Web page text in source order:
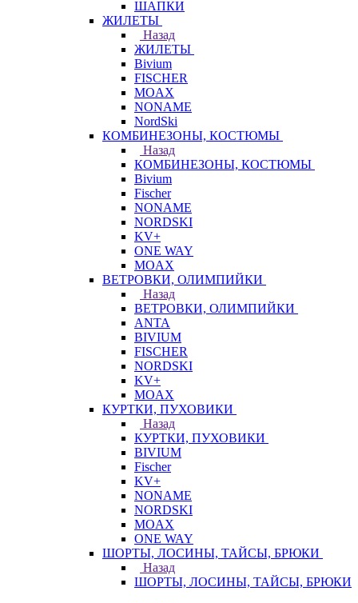
ШАПКИ
ЖИЛЕТЫ
Назад
ЖИЛЕТЫ
Bivium
FISCHER
MOAX
NONAME
NordSki
КОМБИНЕЗОНЫ, КОСТЮМЫ
Назад
КОМБИНЕЗОНЫ, КОСТЮМЫ
Bivium
Fischer
NONAME
NORDSKI
KV+
ONE WAY
MOAX
ВЕТРОВКИ, ОЛИМПИЙКИ
Назад
ВЕТРОВКИ, ОЛИМПИЙКИ
ANTA
BIVIUM
FISCHER
NORDSKI
KV+
MOAX
КУРТКИ, ПУХОВИКИ
Назад
КУРТКИ, ПУХОВИКИ
BIVIUM
Fischer
KV+
NONAME
NORDSKI
MOAX
ONE WAY
ШОРТЫ, ЛОСИНЫ, ТАЙСЫ, БРЮКИ
Назад
ШОРТЫ, ЛОСИНЫ, ТАЙСЫ, БРЮКИ